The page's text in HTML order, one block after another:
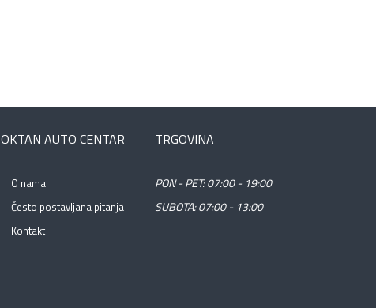
OKTAN AUTO CENTAR
O nama
Često postavljana pitanja
Kontakt
TRGOVINA
PON - PET: 07:00 - 19:00
SUBOTA: 07:00 - 13:00